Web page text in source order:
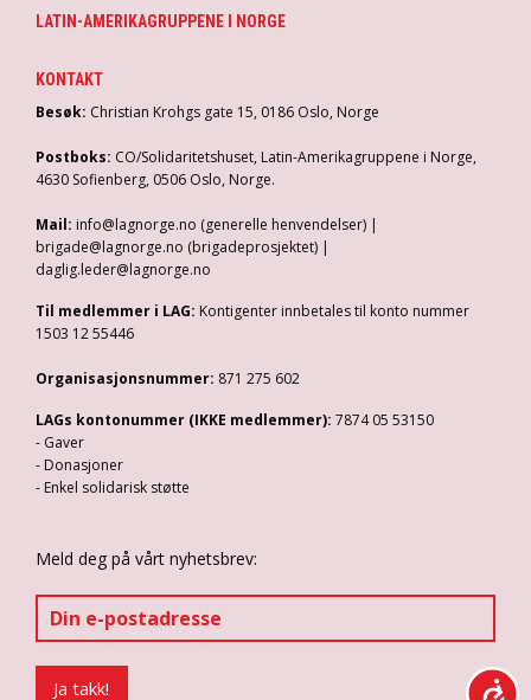
LATIN-AMERIKAGRUPPENE I NORGE
KONTAKT
Besøk: Christian Krohgs gate 15, 0186 Oslo, Norge
Postboks: CO/Solidaritetshuset, Latin-Amerikagruppene i Norge,
4630 Sofienberg, 0506 Oslo, Norge.
Mail: info@lagnorge.no (generelle henvendelser) |
brigade@lagnorge.no (brigadeprosjektet) |
daglig.leder@lagnorge.no
Til medlemmer i LAG: Kontigenter innbetales til konto nummer
1503 12 55446
Organisasjonsnummer: 871 275 602
LAGs kontonummer (IKKE medlemmer): 7874 05 53150
- Gaver
- Donasjoner
- Enkel solidarisk støtte
Meld deg på vårt nyhetsbrev: